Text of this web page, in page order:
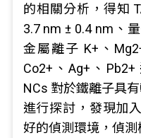
的相關分析，得知
3.7 nm ± 0.4 nm、
金屬離子 K+、
Co2+、Ag+、
NCs 對於鐵離子具
進行探討，發現加
好的偵測環境，偵